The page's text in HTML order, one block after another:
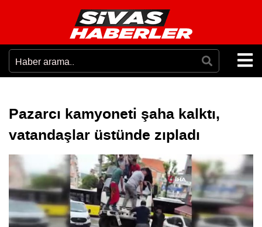
Pazarcı kamyoneti şaha kalktı,
vatandaşlar üstünde zıpladı